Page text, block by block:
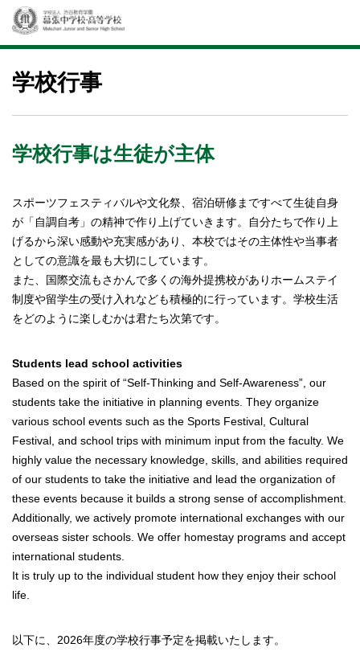
学校行事
学校行事は生徒が主体
スポーツフェスティバルや文化祭、宿泊研修まですべて生徒自身
が「自調自考」の精神で作り上げていきます。自分たちで作り上
げるから深い感動や充実感があり、本校ではその主体性や当事者
としての意識を最も大切にしています。
また、国際交流もさかんで多くの海外提携校がありホームステイ
制度や留学生の受け入れなども積極的に行っています。学校生活
をどのように楽しむかは君たち次第です。
Students lead school activities
Based on the spirit of “Self-Thinking and Self-Awareness”, our
students take the initiative in planning events. They organize
various school events such as the Sports Festival, Cultural
Festival, and school trips with minimum input from the faculty. We
highly value the necessary knowledge, skills, and abilities required
of our students to take the initiative and lead the organization of
these events because it builds a strong sense of accomplishment.
Additionally, we actively promote international exchanges with our
overseas sister schools. We offer homestay programs and accept
international students.
It is truly up to the individual student how they enjoy their school
life.
以下に、2026年度の学校行事予定を掲載いたします。